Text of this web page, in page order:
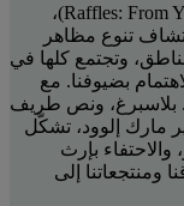
(Raffles: From Your Butler)،
تنوع مظاهر
وتجتمع كلها في
بضيوفنا. مع
بلاسبرغ، ونص طريف
مارك إلوود، تشكّل
بإرث
ومنتجعاتنا إلى